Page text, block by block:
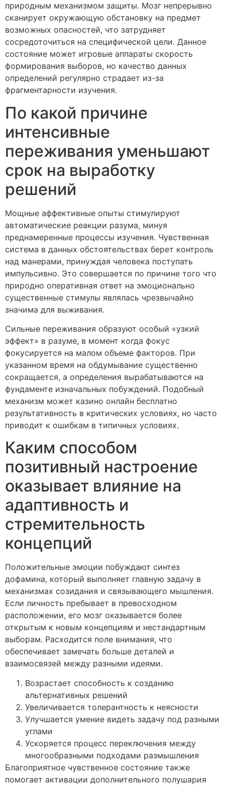
природным механизмом защиты. Мозг непрерывно
сканирует окружающую обстановку на предмет
возможных опасностей, что затрудняет
сосредоточиться на специфической цели. Данное
состояние может игровые аппараты скорость
формирования выборов, но качество данных
определений регулярно страдает из-за
фрагментарности изучения.
По какой причине
интенсивные
переживания уменьшают
срок на выработку
решений
Мощные аффективные опыты стимулируют
автоматические реакции разума, минуя
преднамеренные процессы изучения. Чувственная
система в данных обстоятельствах берет контроль
над манерами, принуждая человека поступать
импульсивно. Это совершается по причине того что
природно оперативная ответ на эмоционально
существенные стимулы являлась чрезвычайно
значима для выживания.
Сильные переживания образуют особый «узкий
эффект» в разуме, в момент когда фокус
фокусируется на малом объеме факторов. При
указанном время на обдумывание существенно
сокращается, а определения вырабатываются на
фундаменте изначальных побуждений. Подобный
механизм может казино онлайн бесплатно
результативность в критических условиях, но часто
приводит к ошибкам в типичных условиях.
Каким способом
позитивный настроение
оказывает влияние на
адаптивность и
стремительность
концепций
Положительные эмоции побуждают синтез
дофамина, который выполняет главную задачу в
механизмах созидания и связывающего мышления.
Если личность пребывает в превосходном
расположении, его мозг оказывается более
открытым к новым концепциям и нестандартным
выборам. Расходится поле внимания, что
обеспечивает замечать больше деталей и
взаимосвязей между разными идеями.
Возрастает способность к созданию
альтернативных решений
Увеличивается толерантность к неясности
Улучшается умение видеть задачу под разными
углами
Ускоряется процесс переключения между
многообразными подходами размышления
Благоприятное чувственное состояние также
помогает активации дополнительного полушария